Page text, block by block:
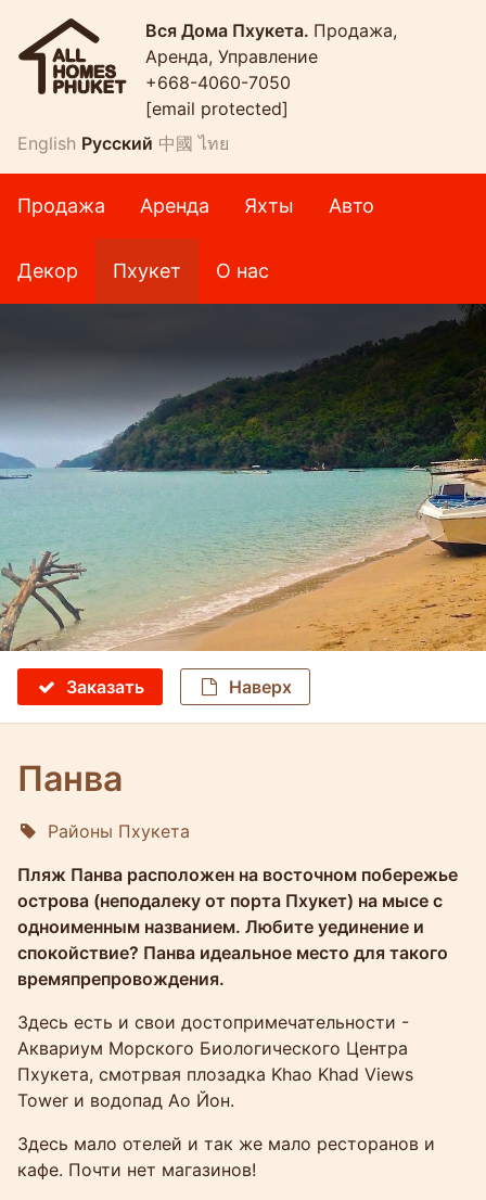
Вся Дома Пхукета. Продажа,
Аренда, Управление
+668-4060-7050
[email protected]
English Русский 中國 ไทย
Продажа Аренда Яхты Авто
Декор Пхукет О нас
Заказать Наверх
Панва
Районы Пхукета
Пляж Панва расположен на восточном побережье
острова (неподалеку от порта Пхукет) на мысе с
одноименным названием. Любите уединение и
спокойствие? Панва идеальное место для такого
времяпрепровождения.
Здесь есть и свои достопримечательности -
Аквариум Морского Биологического Центра
Пхукета, смотрвая плозадка Khao Khad Views
Tower и водопад Ао Йон.
Здесь мало отелей и так же мало ресторанов и
кафе. Почти нет магазинов!